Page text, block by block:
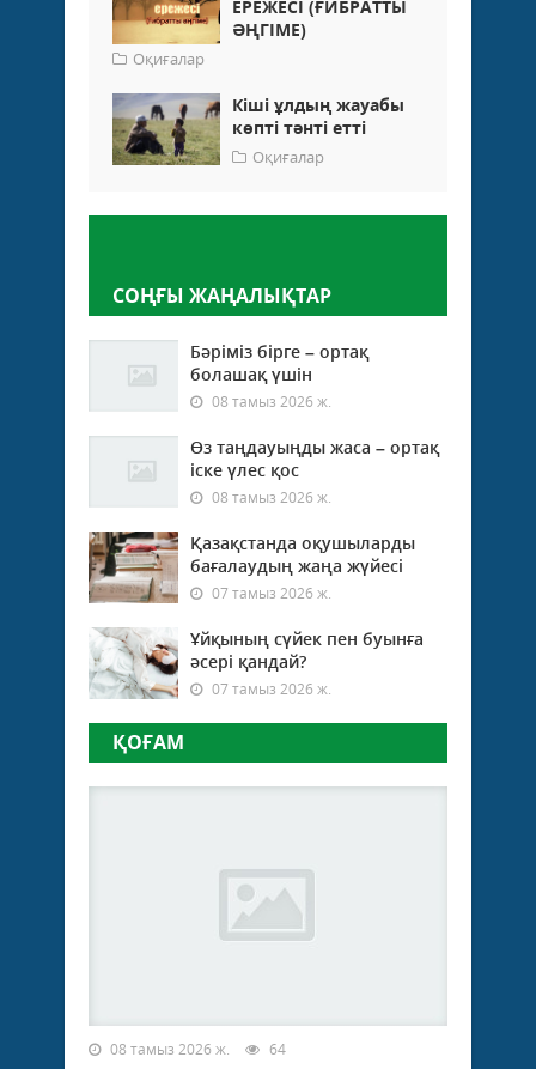
ЕРЕЖЕСІ (ҒИБРАТТЫ
ӘҢГІМЕ)
Оқиғалар
Кіші ұлдың жауабы
көпті тәнті етті
Оқиғалар
СОҢҒЫ ЖАҢАЛЫҚТАР
Бәріміз бірге – ортақ
болашақ үшін
08 тамыз 2026 ж.
Өз таңдауыңды жаса – ортақ
іске үлес қос
08 тамыз 2026 ж.
Қазақстанда оқушыларды
бағалаудың жаңа жүйесі
07 тамыз 2026 ж.
Ұйқының сүйек пен буынға
әсері қандай?
07 тамыз 2026 ж.
ҚОҒАМ
08 тамыз 2026 ж. 64